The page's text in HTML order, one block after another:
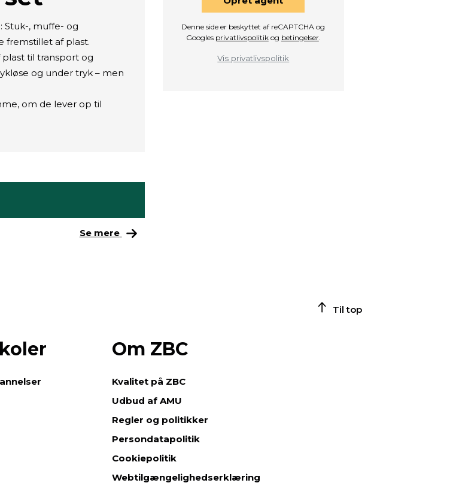
Stuk-, muffe- og
fremstillet af plast.
til transport og
og under tryk – men
om de lever op til
Se mere
Denne side er beskyttet af reCAPTCHA og
Googles privatlivspolitikog betingelser.
Vis privatlivspolitik
Til top
Om ZBC
Kvalitet på ZBC
Udbud af AMU
Regler og politikker
Persondatapolitik
Cookiepolitik
Webtilgængelighedserklæring